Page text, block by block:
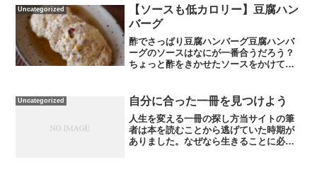
にして、片栗粉をまぶして少量の油をひ
いたフライパンで炒めます。さつ...
Uncategorized
【ソースも低カロリー】豆腐ハン
バーグ
酢でさっぱり豆腐ハンバーグ豆腐ハンバ
ーグのソースはなにが一番合うだろう？
ちょっと酢をきかせたソースをかけてみ
分温め水切りしました。材料を混ぜ合わ
せて丸く形を整えて...
Uncategorized 自分に合った一冊を見つけよう
人生を変える一冊の探し方当サイトの筆
者は本を読むことから逃げていた時期が
ありました。なぜなら生きることに必死